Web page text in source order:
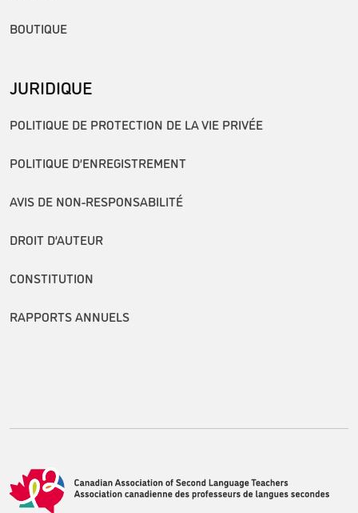
BOUTIQUE
JURIDIQUE
POLITIQUE DE PROTECTION DE LA VIE PRIVÉE
POLITIQUE D’ENREGISTREMENT
AVIS DE NON-RESPONSABILITÉ
DROIT D’AUTEUR
CONSTITUTION
RAPPORTS ANNUELS